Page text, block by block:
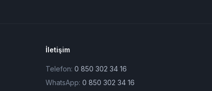
İletişim
Telefon: 0 850 302 34 16
WhatsApp: 0 850 302 34 16